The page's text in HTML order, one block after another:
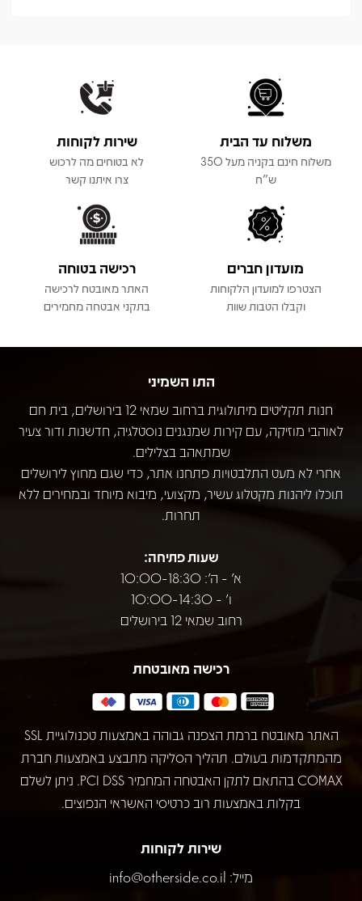
משלוח עד הבית
משלוח חינם בקניה מעל 350
ש"ח
שירות לקוחות
לא בטוחים מה לרכוש
צרו איתנו קשר
מועדון חברים
הצטרפו למועדון הלקוחות
וקבלו הטבות שוות
רכישה בטוחה
האתר מאובטח לרכישה
בתקני אבטחה מחמירים
התו השמיני
חנות תקליטים מיתולוגית ברחוב שמאי 12 בירושלים, בית חם
לאוהבי מוזיקה, עם קירות שמנגנים נוסטלגיה, חדשנות ודור צעיר
שמתאהב בצלילים.
אחרי לא מעט התלבטויות פתחנו אתר, כדי שגם מחוץ לירושלים
תוכלו ליהנות מקטלוג עשיר, מקצועי, מיבוא מיוחד ובמחירים ללא
תחרות.
שעות פתיחה:
א' - ה': 10:00-18:30
ו' - 10:00-14:30
רחוב שמאי 12 בירושלים
רכישה מאובטחת
האתר מאובטח ברמת הצפנה גבוהה באמצעות טכנולוגיית SSL
מהמתקדמות בעולם. תהליך הסליקה מתבצע באמצעות חברת
COMAX בהתאם לתקן האבטחה המחמיר PCI DSS. ניתן לשלם
בקלות באמצעות רוב כרטיסי האשראי הנפוצים.
שירות לקוחות
מייל: info@otherside.co.il